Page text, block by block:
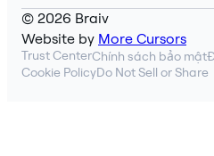
© 2026 Braiv
Website by More Cursors
Trust CenterChính sách bảo mật
Cookie PolicyDo Not Sell or Share